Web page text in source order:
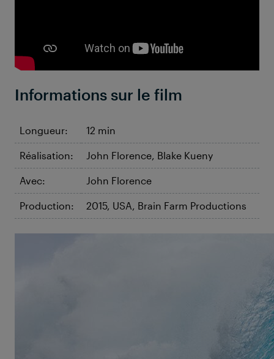
Depuis la mer turquoise du Pacifique Sud jusqu'aux
eaux plus sombres et encore inexplorées de l'Afrique
recherche des spots de surf les plus fous du monde.
Informations sur le film
Longueur: 12 min
Réalisation: John Florence, Blake Kueny
Avec: John Florence
Production: 2015, USA, Brain Farm Productions